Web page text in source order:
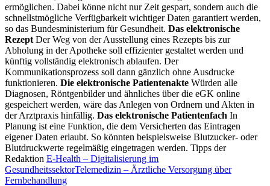
ermöglichen. Dabei könne nicht nur Zeit gespart, sondern auch die
schnellstmögliche Verfügbarkeit wichtiger Daten garantiert werden,
so das Bundesministerium für Gesundheit. Das elektronische
Rezept Der Weg von der Ausstellung eines Rezepts bis zur
Abholung in der Apotheke soll effizienter gestaltet werden und
künftig vollständig elektronisch ablaufen. Der
Kommunikationsprozess soll dann gänzlich ohne Ausdrucke
funktionieren. Die elektronische Patientenakte Würden alle
Diagnosen, Röntgenbilder und ähnliches über die eGK online
gespeichert werden, wäre das Anlegen von Ordnern und Akten in
der Arztpraxis hinfällig. Das elektronische Patientenfach In
Planung ist eine Funktion, die dem Versicherten das Eintragen
eigener Daten erlaubt. So könnten beispielsweise Blutzucker- oder
Blutdruckwerte regelmäßig eingetragen werden. Tipps der
Redaktion E-Health – Digitalisierung im
GesundheitssektorTelemedizin – Ärztliche Versorgung über
Fernbehandlung